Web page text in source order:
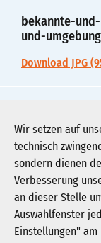
Wir setzen auf
technisch
sondern dienen
Verbesserung
an dieser Stelle
Auswahlfenster
Einstellungen"
bekannte-
und-
Download JPG
und-
Download PDF
Newsletter